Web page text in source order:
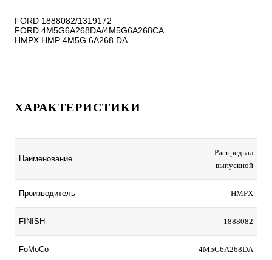
FORD 1888082/1319172
FORD 4M5G6A268DA/4M5G6A268CA
ХАРАКТЕРИСТИКИ
Наименование
Распредвал
выпускной
Производитель HMPX
FINISH 1888082
FoMoCo 4M5G6A268DA